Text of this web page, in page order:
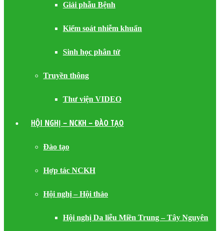
Giải phẫu Bệnh
Kiểm soát nhiễm khuẩn
Sinh học phân tử
Truyền thông
Thư viện VIDEO
HỘI NGHỊ – NCKH – ĐÀO TẠO
Đào tạo
Hợp tác NCKH
Hội nghị – Hội thảo
Hội nghị Da liễu Miền Trung – Tây Nguyên